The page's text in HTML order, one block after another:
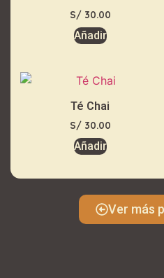
S/30.00
Añadir
Té Chai
S/30.00
Añadir
Ver más